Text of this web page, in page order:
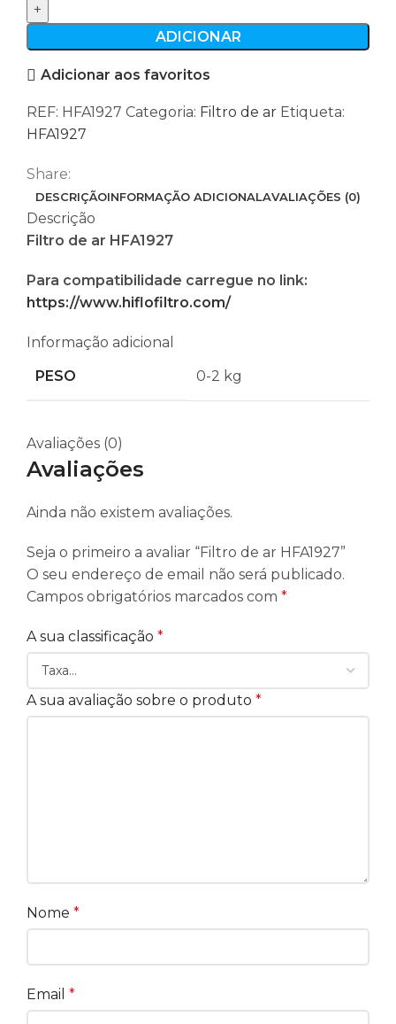
Filtro
HFA1927
ADICIONAR
Adicionar aos favoritos
REF: HFA1927 Categoria: Filtro de ar Etiqueta:
HFA1927
Share:
DESCRIÇÃOINFORMAÇÃO ADICIONALAVALIAÇÕES (0)
Descrição
Filtro de ar HFA1927
Para compatibilidade carregue no link:
https://www.hiflofiltro.com/
Informação adicional
PESO
0-2 kg
Avaliações (0)
Avaliações
Ainda não existem avaliações.
Seja o primeiro a avaliar “Filtro de ar HFA1927”
O seu endereço de email não será publicado.
Campos obrigatórios marcados com *
A sua classificação *
A sua avaliação sobre o produto *
Nome *
Email *